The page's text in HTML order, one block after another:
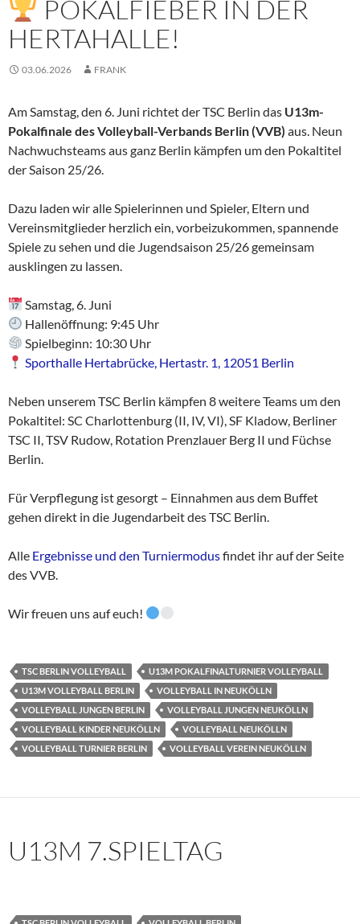
POKALFIEBER IN DER
HERTAHALLE!
03.06.2026 FRANK
Am Samstag, den 6. Juni richtet der TSC Berlin das U13m-
Pokalfinale des Volleyball-Verbands Berlin (VVB) aus. Neun
Nachwuchsteams aus ganz Berlin kämpfen um den Pokaltitel
der Saison 25/26.
Dazu laden wir alle Spielerinnen und Spieler, Eltern und
Vereinsmitglieder herzlich ein, vorbeizukommen, spannende
Spiele zu sehen und die Jugendsaison 25/26 gemeinsam
ausklingen zu lassen.
Samstag, 6. Juni
Hallenöffnung: 9:45 Uhr
Spielbeginn: 10:30 Uhr
Sporthalle Hertabrücke, Hertastr. 1, 12051 Berlin
Neben unserem TSC Berlin kämpfen 8 weitere Teams um den
Pokaltitel: SC Charlottenburg (II, IV, VI), SF Kladow, Berliner
TSC II, TSV Rudow, Rotation Prenzlauer Berg II und Füchse
Berlin.
Für Verpflegung ist gesorgt – Einnahmen aus dem Buffet
gehen direkt in die Jugendarbeit des TSC Berlin.
Alle Ergebnisse und den Turniermodusfindet ihr auf der Seite
des VVB.
Wir freuen uns auf euch!
TSC BERLIN VOLLEYBALL
U13M POKALFINALTURNIER VOLLEYBALL
U13M VOLLEYBALL BERLIN
VOLLEYBALL IN NEUKÖLLN
VOLLEYBALL JUNGEN BERLIN
VOLLEYBALL JUNGEN NEUKÖLLN
VOLLEYBALL KINDER NEUKÖLLN
VOLLEYBALL NEUKÖLLN
VOLLEYBALL TURNIER BERLIN
VOLLEYBALL VEREIN NEUKÖLLN
U13M 7.SPIELTAG